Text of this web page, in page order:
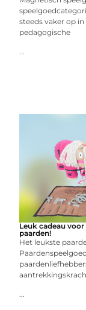
steeds vaker op
pedagogische
...
Leuk cadeau
paarden!
Het leukste
...